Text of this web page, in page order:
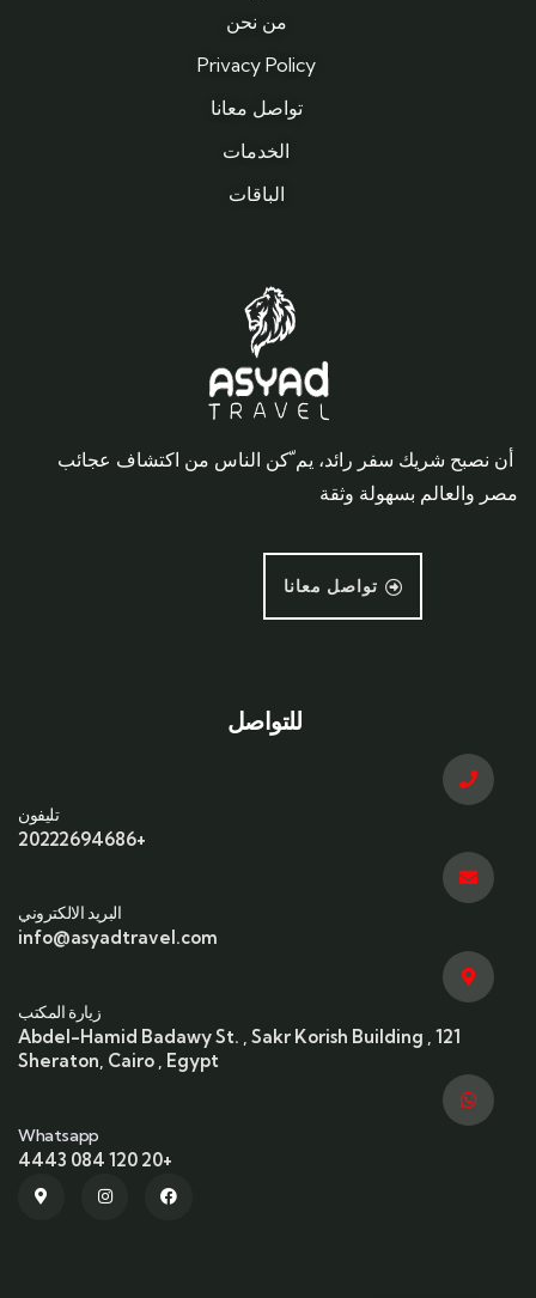
من نحن
Privacy Policy
تواصل معانا
الخدمات
الباقات
أن نصبح شريك سفر رائد، يم ّكن الناس من اكتشاف عجائب
مصر والعالم بسهولة وثقة
تواصل معانا
للتواصل
تليفون
+20222694686
البريد الالكتروني
info@asyadtravel.com
زيارة المكتب
121 Abdel-Hamid Badawy St. , Sakr Korish Building ,
Sheraton, Cairo , Egypt
Whatsapp
+20 120 084 4443